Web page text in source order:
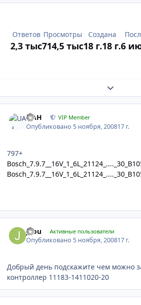
Ответов
2,3 тыс
Просмотры
714,5 тыс
Создана
18 г.18 г.6
Expand
UAH VIP Member
Опубликовано 5 ноября, 200817 г.
797+
jdou Активные пользователи
Опубликовано 5 ноября, 200817 г.
Добрый день подскажите чем можно
контроллер 11183-1411020-20